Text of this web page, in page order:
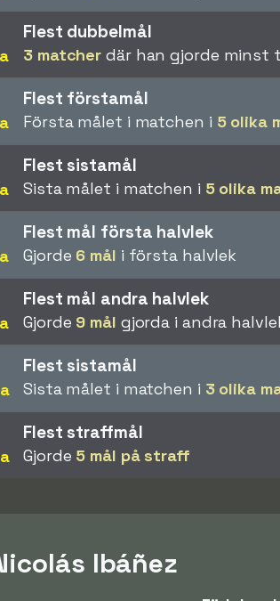
Flest dubbelmål
3 matcher där han gjorde minst
Flest förstamål
Första målet i matchen i 5 olika
Flest sistamål
Sista målet i matchen i 5 olika
Flest mål första halvlek
Gjorde 6 mål i första halvlek
Flest mål andra halvlek
Gjorde 9 mål gjorda i andra
Flest sistamål
Sista målet i matchen i 3 olika
Flest straffmål
Gjorde 5 mål på straff
Ibáñez